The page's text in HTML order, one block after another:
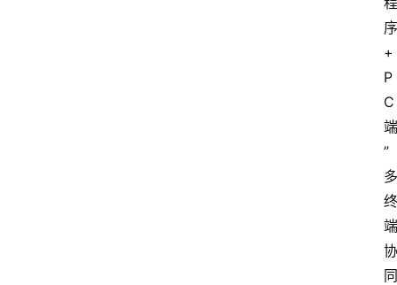
序
+
P
C
端
”
多
终
端
协
同